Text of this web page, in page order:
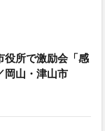
役所で激励会「感
岡山・津山市